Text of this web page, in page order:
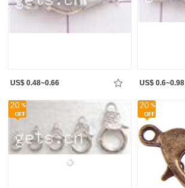
US$ 0.48~0.66 US$ 0.6~0.98
20 20